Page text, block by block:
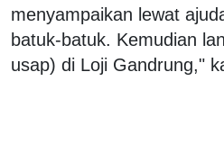
menyampaikan lewat
batuk-batuk. Kemudian
usap) di Loji Gandrung,"